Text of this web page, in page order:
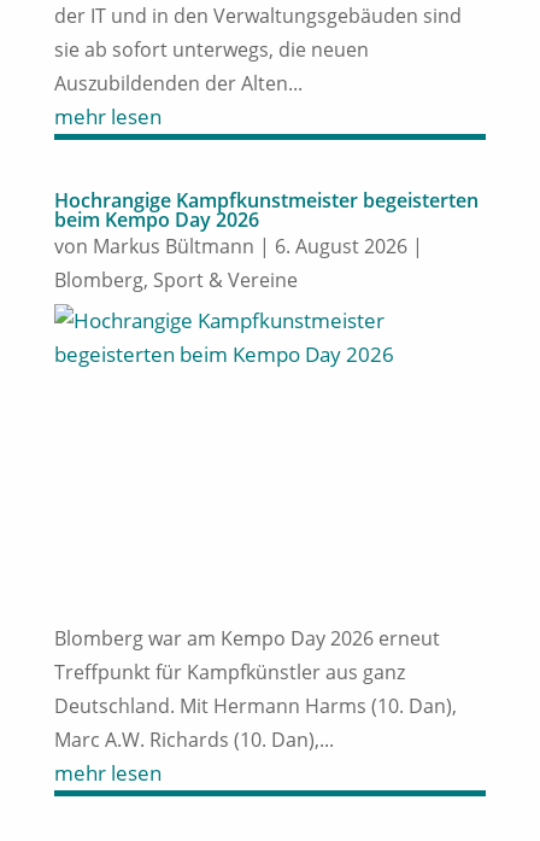
der IT und in den Verwaltungsgebäuden sind
sie ab sofort unterwegs, die neuen
Auszubildenden der Alten...
mehr lesen
Hochrangige Kampfkunstmeister begeisterten
beim Kempo Day 2026
von Markus Bültmann | 6. August 2026|
Blomberg, Sport & Vereine
Blomberg war am Kempo Day 2026 erneut
Treffpunkt für Kampfkünstler aus ganz
Deutschland. Mit Hermann Harms (10. Dan),
Marc A.W. Richards (10. Dan),...
mehr lesen